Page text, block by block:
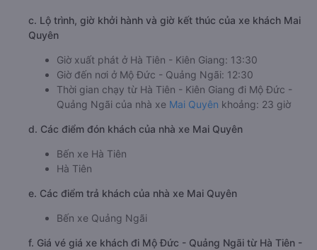
c. Lộ trình, giờ khởi hành và giờ kết thúc của xe khách Mai
Quyên
Giờ xuất phát ở Hà Tiên - Kiên Giang: 13:30
Giờ đến nơi ở Mộ Đức - Quảng Ngãi: 12:30
Thời gian chạy từ Hà Tiên - Kiên Giang đi Mộ Đức -
Quảng Ngãi của nhà xe Mai Quyên khoảng: 23 giờ
d. Các điểm đón khách của nhà xe Mai Quyên
Bến xe Hà Tiên
Hà Tiên
e. Các điểm trả khách của nhà xe Mai Quyên
Bến xe Quảng Ngãi
f. Giá vé giá xe khách đi Mộ Đức - Quảng Ngãi từ Hà Tiên -